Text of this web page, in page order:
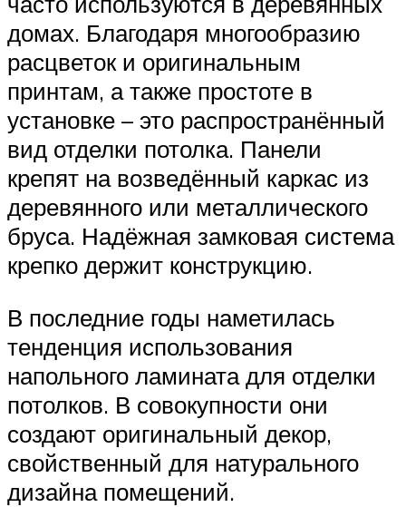
домах. Благодаря многообразию
расцветок и оригинальным
принтам, а также простоте в
установке – это распространённый
вид отделки потолка. Панели
крепят на возведённый каркас из
деревянного или металлического
бруса. Надёжная замковая система
крепко держит конструкцию.
В последние годы наметилась
тенденция использования
напольного ламината для отделки
потолков. В совокупности они
создают оригинальный декор,
свойственный для натурального
дизайна помещений.